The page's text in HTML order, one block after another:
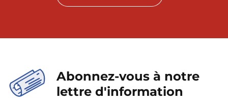
Abonnez-vous à notre
lettre d'information